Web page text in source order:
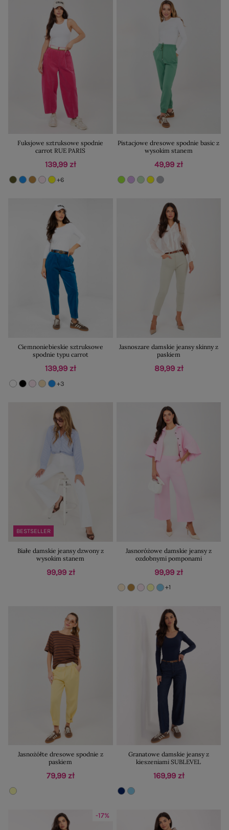
Fuksjowe sztruksowe spodnie
carrot RUE PARIS
139,99 zł
+6
Pistacjowe dresowe spodnie basic z
wysokim stanem
49,99 zł
Ciemnoniebieskie sztruksowe
spodnie typu carrot
139,99 zł
+3
Jasnoszare damskie jeansy skinny z
paskiem
89,99 zł
BESTSELLER
Białe damskie jeansy dzwony z
wysokim stanem
99,99 zł
Jasnoróżowe damskie jeansy z
ozdobnymi pomponami
99,99 zł
+1
Jasnożółte dresowe spodnie z
paskiem
79,99 zł
Granatowe damskie jeansy z
kieszeniami SUBLEVEL
169,99 zł
-17%